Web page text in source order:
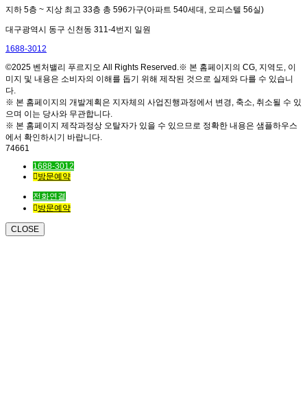
지하 5층 ~ 지상 최고 33층 총 596가구(아파트 540세대, 오피스텔 56실)
대구광역시 동구 신천동 311-4번지 일원
1688-3012
©2025 벤처밸리 푸르지오 All Rights Reserved.※ 본 홈페이지의 CG, 지역도, 이
미지 및 내용은 소비자의 이해를 돕기 위해 제작된 것으로 실제와 다를 수 있습니
다.
※ 본 홈페이지의 개발계획은 지자체의 사업진행과정에서 변경, 축소, 취소될 수 있
으며 이는 당사와 무관합니다.
※ 본 홈페이지 제작과정상 오탈자가 있을 수 있으므로 정확한 내용은 샘플하우스
에서 확인하시기 바랍니다.
74661
1688-3012
방문예약
전화연결
방문예약
CLOSE